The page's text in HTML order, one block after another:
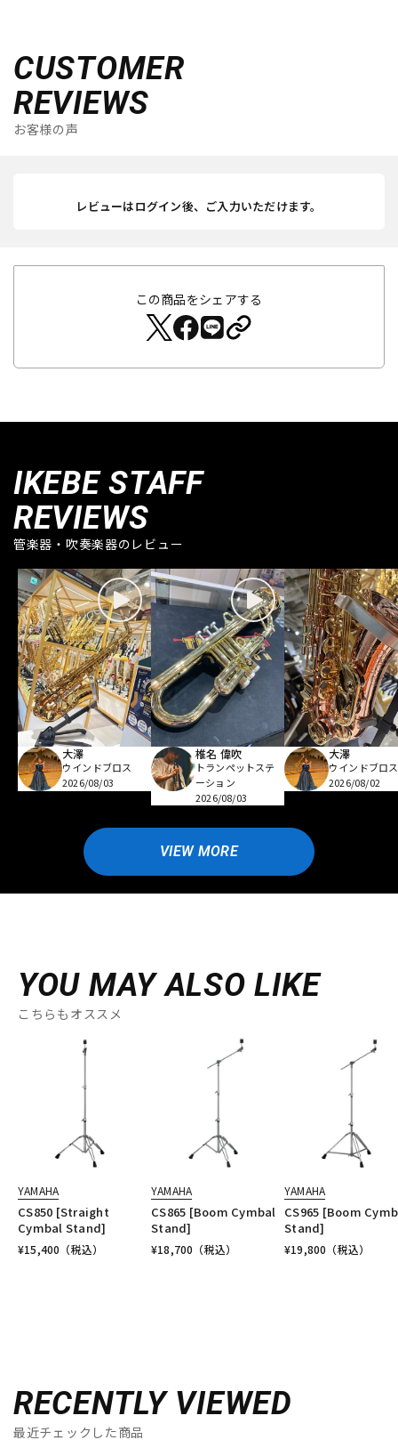
CUSTOMER
REVIEWS
お客様の声
レビューはログイン後、ご入力いただけます。
この商品をシェアする
IKEBE STAFF
REVIEWS
管楽器・吹奏楽器のレビュー
大澤
ウインドブロス
2026/08/03
椎名 偉吹
トランペットステ
ーション
2026/08/03
大澤
ウインドブロス
2026/08/02
VIEW MORE
YOU MAY ALSO LIKE
こちらもオススメ
YAMAHA
CS850 [Straight
Cymbal Stand]
¥15,400 （税込）
YAMAHA
CS865 [Boom Cymbal
Stand]
¥18,700 （税込）
YAMAHA
CS965 [Boom
Stand]
¥19,800 （税込）
RECENTLY VIEWED
最近チェックした商品